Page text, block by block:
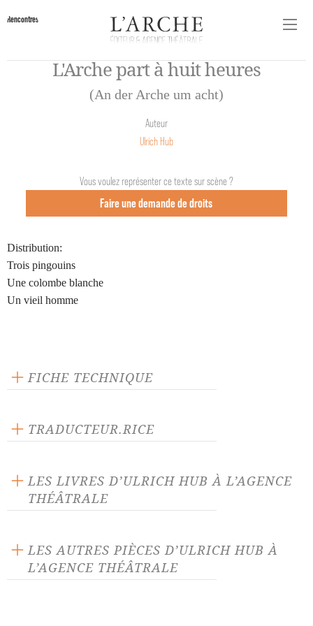
Rencontres
L'Arche part à huit heures
(An der Arche um acht)
Auteur
Ulrich Hub
Vous voulez représenter ce texte sur scène ?
Faire une demande de droits
Distribution:
Trois pingouins
Une colombe blanche
Un vieil homme
FICHE TECHNIQUE
Langue source : allemand
TRADUCTEUR.RICE
LES LIVRES D’ULRICH HUB À L’AGENCE
THÉÂTRALE
LES AUTRES PIÈCES D’ULRICH HUB À
L’AGENCE THÉÂTRALE